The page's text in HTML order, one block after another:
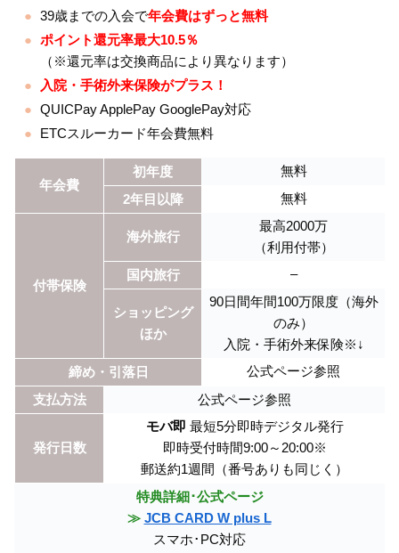
39歳までの入会で年会費はずっと無料
ポイント還元率最大10.5％
（※還元率は交換商品により異なります）
入院・手術外来保険がプラス！
QUICPay ApplePay GooglePay対応
ETCスルーカード年会費無料
年会費
初年度
無料
2年目以降
無料
付帯保険
海外旅行
最高2000万
（利用付帯）
国内旅行
–
ショッピング
ほか
90日間年間100万限度（海外
のみ）
入院・手術外来保険※↓
締め・引落日
公式ページ参照
支払方法
公式ページ参照
発行日数
モバ即 最短5分即時デジタル発行
即時受付時間9:00～20:00※
郵送約1週間（番号ありも同じく）
特典詳細･公式ページ
≫ JCB CARD W plus L
スマホ･PC対応